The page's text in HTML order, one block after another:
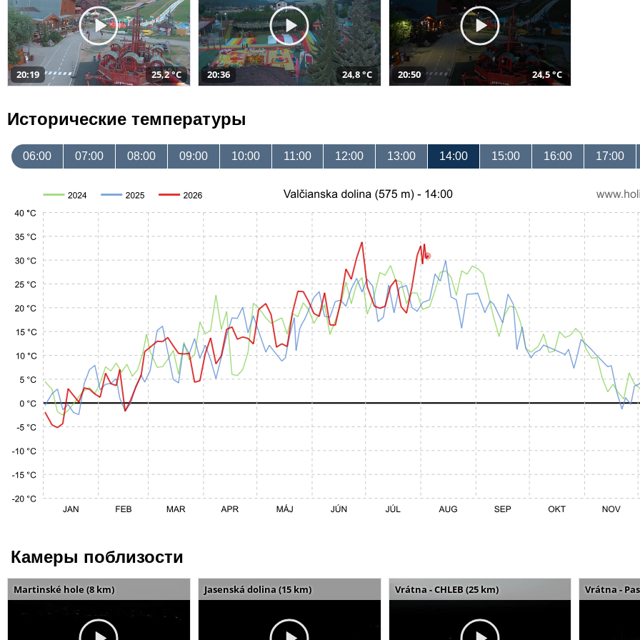
20:19 25,2 °C 20:36 24,8 °C 20:50 24,5 °C
Исторические температуры
06:00 07:00 08:00 09:00 10:00 11:00 12:00 13:00 14:00 15:00 16:00 17:00
Камеры поблизости
Martinské hole (8 km) Jasenská dolina (15 km) Vrátna - CHLEB (25 km) Vrátna -